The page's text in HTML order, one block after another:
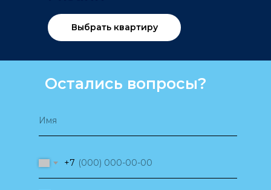
Выбрать квартиру
Остались вопросы?
+7